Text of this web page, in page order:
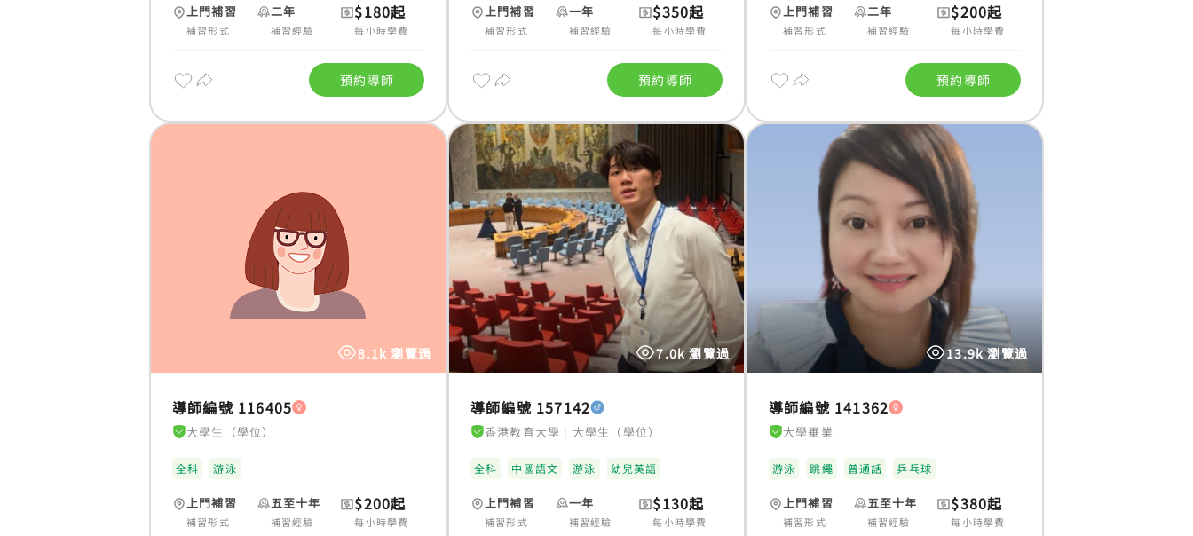
上門補習
補習形式
二年
補習經驗
$180起
每小時學費
預約導師
上門補習
補習形式
一年
補習經驗
$350起
每小時學費
預約導師
上門補習
補習形式
二年
補習經驗
$200起
每小時學費
預約導師
8.1k 瀏覽過
導師編號 116405
大學生（學位）
全科 游泳
上門補習
補習形式
五至十年
補習經驗
$200起
每小時學費
7.0k 瀏覽過
導師編號 157142
香港教育大學 | 大學生（學位）
全科 中國語文 游泳 幼兒英語
上門補習
補習形式
一年
補習經驗
$130起
每小時學費
13.9k 瀏覽過
導師編號 141362
大學畢業
游泳 跳繩 普通話 乒乓球
上門補習
補習形式
五至十年
補習經驗
$380起
每小時學費